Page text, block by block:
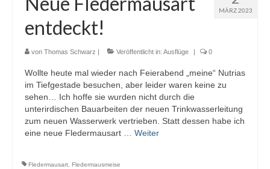
MÄRZ 2023
entdeckt!
von Thomas Schwarz Veröffentlicht in: Ausflüge 0
Wollte heute mal wieder nach Feierabend „meine“ Nutrias
im Tiefgestade besuchen, aber leider waren keine zu
sehen… Ich hoffe sie wurden nicht durch die
unterirdischen Bauarbeiten der neuen Trinkwasserleitung
zum neuen Wasserwerk vertrieben. Statt dessen habe ich
eine neue Fledermausart … Weiter
Fledermausart, Fledermausmeise